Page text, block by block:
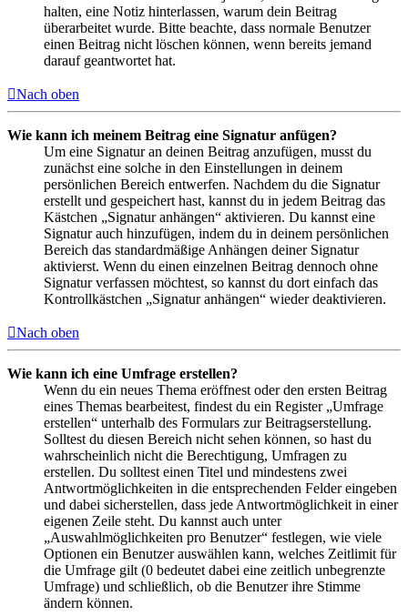
halten, eine Notiz hinterlassen, warum dein Beitrag
überarbeitet wurde. Bitte beachte, dass normale Benutzer
einen Beitrag nicht löschen können, wenn bereits jemand
darauf geantwortet hat.
Nach oben
Wie kann ich meinem Beitrag eine Signatur anfügen?
Um eine Signatur an deinen Beitrag anzufügen, musst du
zunächst eine solche in den Einstellungen in deinem
persönlichen Bereich entwerfen. Nachdem du die Signatur
erstellt und gespeichert hast, kannst du in jedem Beitrag das
Kästchen „Signatur anhängen“ aktivieren. Du kannst eine
Signatur auch hinzufügen, indem du in deinem persönlichen
Bereich das standardmäßige Anhängen deiner Signatur
aktivierst. Wenn du einen einzelnen Beitrag dennoch ohne
Signatur verfassen möchtest, so kannst du dort einfach das
Kontrollkästchen „Signatur anhängen“ wieder deaktivieren.
Nach oben
Wie kann ich eine Umfrage erstellen?
Wenn du ein neues Thema eröffnest oder den ersten Beitrag
eines Themas bearbeitest, findest du ein Register „Umfrage
erstellen“ unterhalb des Formulars zur Beitragserstellung.
Solltest du diesen Bereich nicht sehen können, so hast du
wahrscheinlich nicht die Berechtigung, Umfragen zu
erstellen. Du solltest einen Titel und mindestens zwei
Antwortmöglichkeiten in die entsprechenden Felder eingeben
und dabei sicherstellen, dass jede Antwortmöglichkeit in einer
eigenen Zeile steht. Du kannst auch unter
„Auswahlmöglichkeiten pro Benutzer“ festlegen, wie viele
Optionen ein Benutzer auswählen kann, welches Zeitlimit für
die Umfrage gilt (0 bedeutet dabei eine zeitlich unbegrenzte
Umfrage) und schließlich, ob die Benutzer ihre Stimme
ändern können.